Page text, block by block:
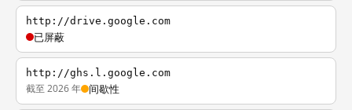
http://drive.google.com
已屏蔽
http://ghs.l.google.com
截至 2026 年 间歇性